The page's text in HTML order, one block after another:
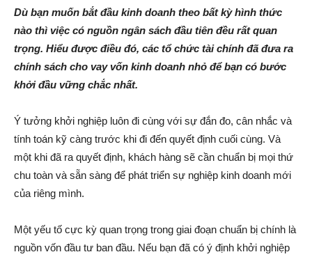
Dù bạn muốn bắt đầu kinh doanh theo bất kỳ hình thức
nào thì việc có nguồn ngân sách đầu tiên đều rất quan
trọng. Hiểu được điều đó, các tổ chức tài chính đã đưa ra
chính sách cho vay vốn kinh doanh nhỏ để bạn có bước
khởi đầu vững chắc nhất.
Ý tưởng khởi nghiệp luôn đi cùng với sự đắn đo, cân nhắc và
tính toán kỹ càng trước khi đi đến quyết định cuối cùng. Và
một khi đã ra quyết định, khách hàng sẽ cần chuẩn bị mọi thứ
chu toàn và sẵn sàng để phát triển sự nghiệp kinh doanh mới
của riêng mình.
Một yếu tố cực kỳ quan trọng trong giai đoạn chuẩn bị chính là
nguồn vốn đầu tư ban đầu. Nếu bạn đã có ý định khởi nghiệp